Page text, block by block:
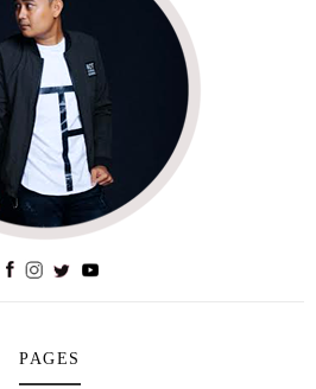
PAGES